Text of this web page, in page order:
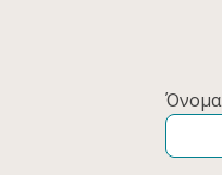
Όνομα